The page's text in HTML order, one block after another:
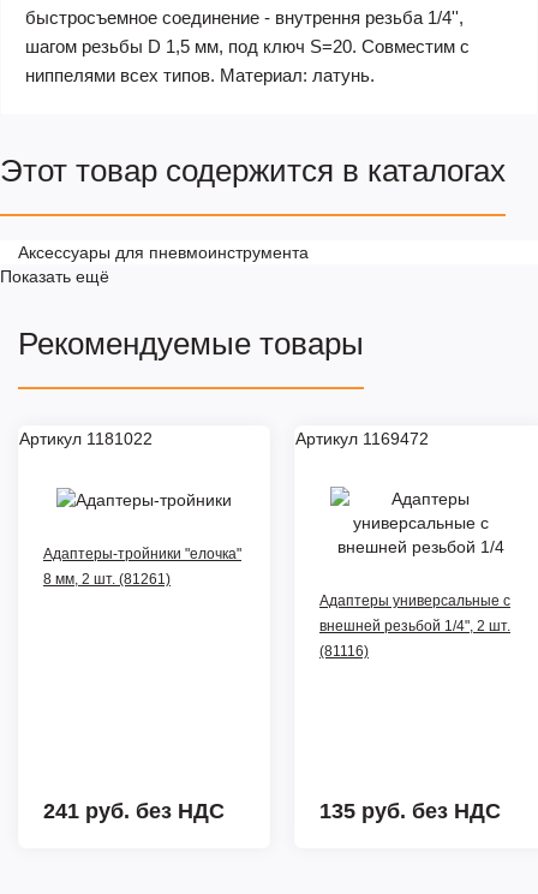
быстросъемное соединение - внутрення резьба 1/4'',
шагом резьбы D 1,5 мм, под ключ S=20. Совместим с
ниппелями всех типов. Материал: латунь.
Этот товар содержится в каталогах
Аксессуары для пневмоинструмента
Показать ещё
Рекомендуемые товары
Артикул 1181022
Адаптеры-тройники "елочка"
8 мм, 2 шт. (81261)
241 руб. без НДС
Артикул 1169472
Адаптеры универсальные с
внешней резьбой 1/4", 2 шт.
(81116)
135 руб. без НДС